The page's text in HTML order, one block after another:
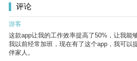
评论
游客
这款app让我的工作效率提高了50%，让我能
我以前经常加班，现在有了这个app，我可以
伴家人。